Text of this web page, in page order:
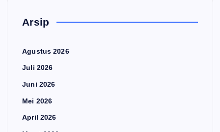
Arsip
Agustus 2026
Juli 2026
Juni 2026
Mei 2026
April 2026